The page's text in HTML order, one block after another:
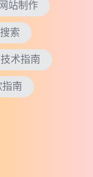
站制作
索
术指南
指南